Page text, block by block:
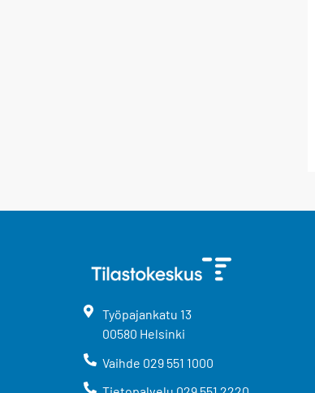
Työpajankatu 13
00580 Helsinki
Vaihde 029 551 1000